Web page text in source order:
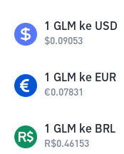
1 GLM ke USD
$0.09053
1 GLM ke EUR
€0.07831
1 GLM ke BRL
R$0.46153